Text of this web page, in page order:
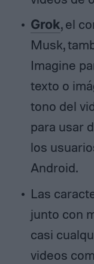
Grok, el
Musk,
Imagine
texto o
tono del
para usar
los
Android.
Las
junto con
casi
videos